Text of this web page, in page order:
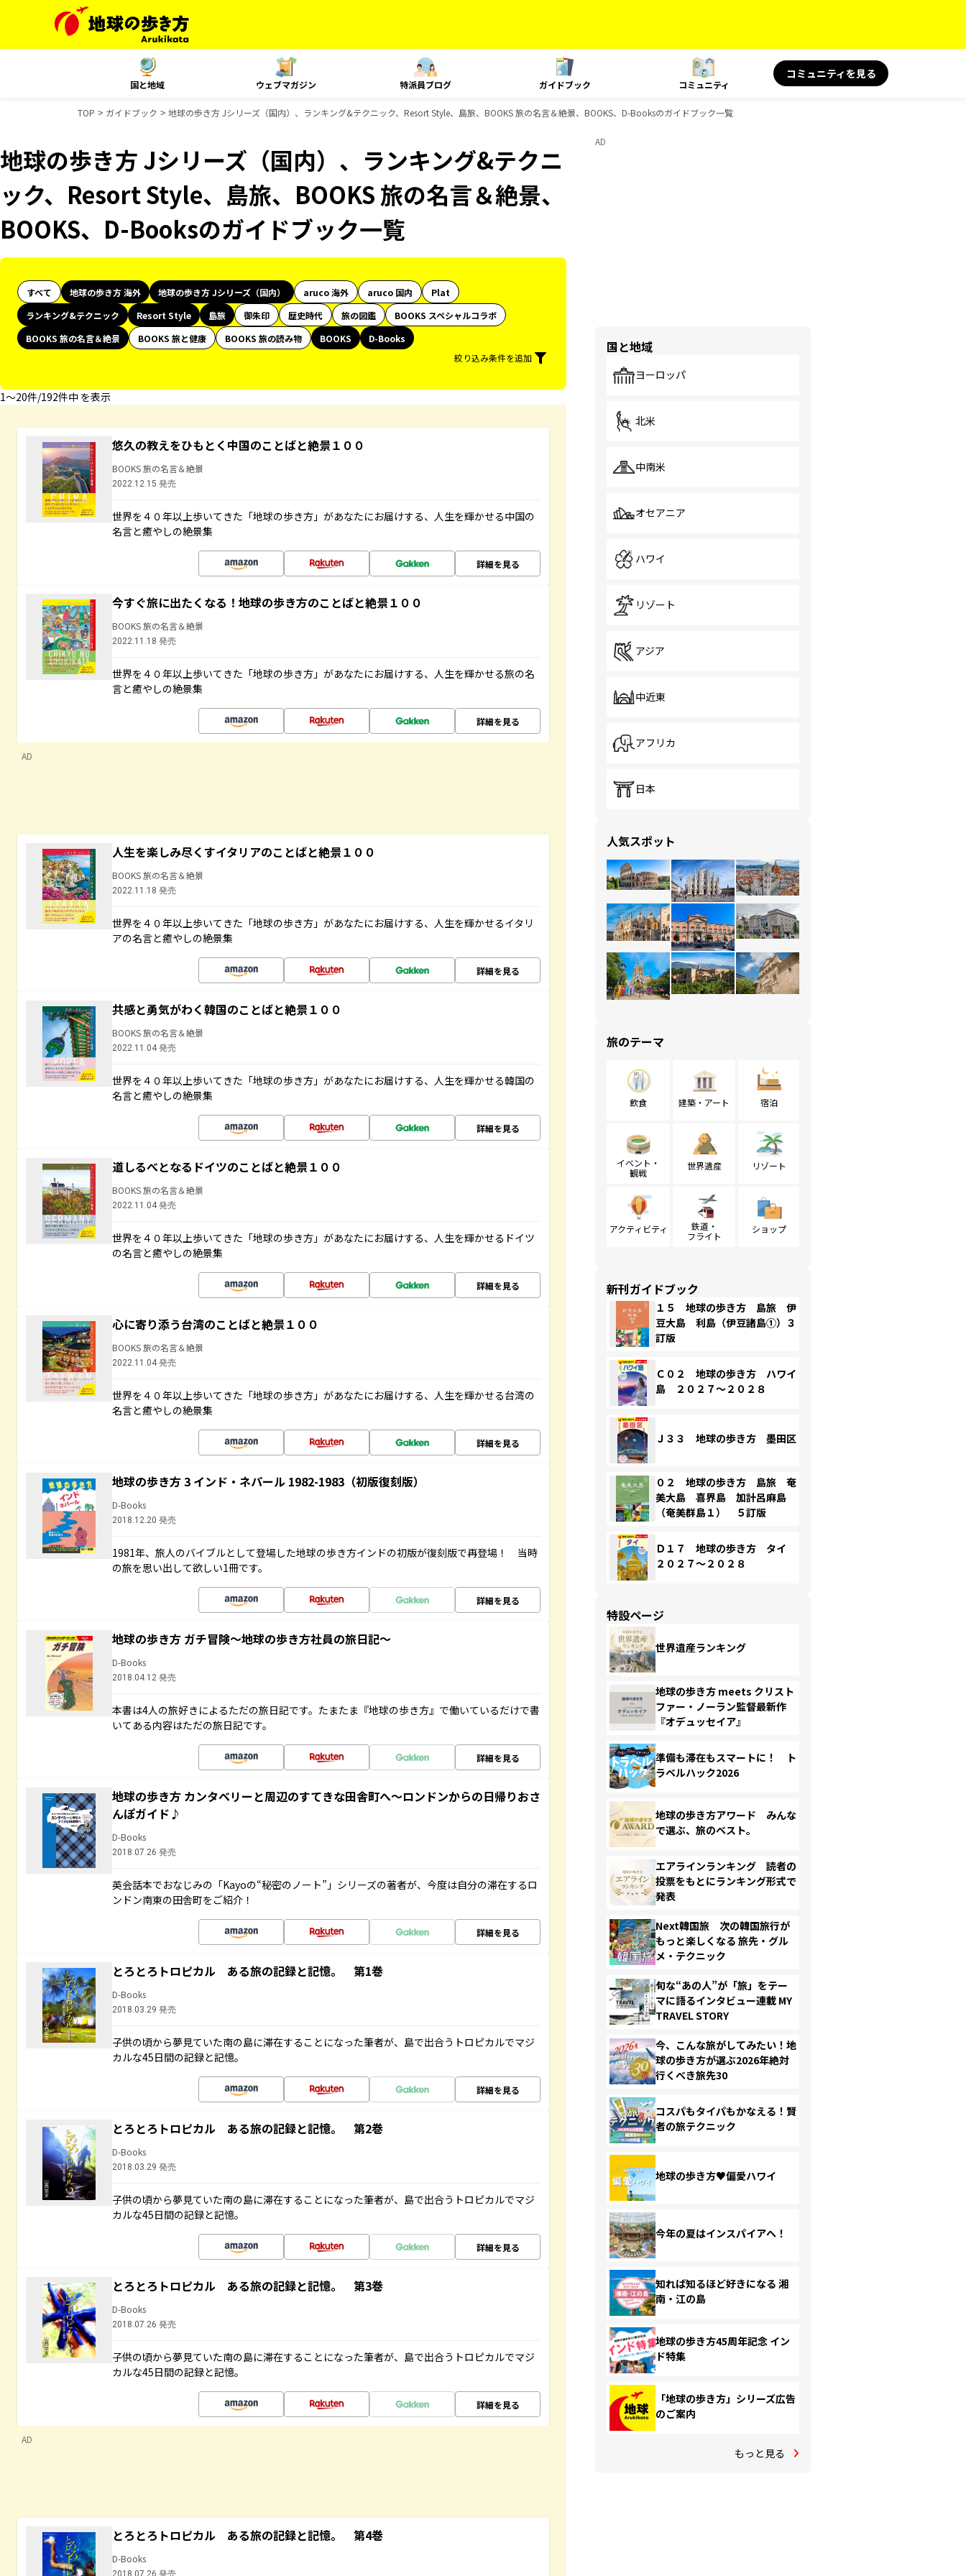
国と地域 ウェブマガジン 特派員ブログ ガイドブック コミュニティ
コミュニティを見る
TOP ガイドブック 地球の歩き方 Jシリーズ（国内）、ランキング&テクニック、Resort Style、島旅、BOOKS 旅の名言＆絶景、BOOKS、D-Booksのガイドブック一覧
地球の歩き方 Jシリーズ（国内）、ランキング&テクニ
ック、Resort Style、島旅、BOOKS 旅の名言＆絶景、
BOOKS、D-Booksのガイドブック一覧
すべて 地球の歩き方 海外 地球の歩き方 Jシリーズ（国内） aruco 海外 aruco 国内
Plat
ランキング&テクニック
Resort Style 島旅 御朱印 歴史時代 旅の図鑑
BOOKS スペシャルコラボ
BOOKS 旅の名言＆絶景
BOOKS 旅と健康 BOOKS 旅の読み物 BOOKS
D-Books
絞り込み条件を追加
1〜20件/192件中 を表示
悠久の教えをひもとく中国のことばと絶景１００
BOOKS 旅の名言＆絶景
2022.12.15 発売
世界を４０年以上歩いてきた「地球の歩き方」があなたにお届けする、人生を輝かせる中国の
名言と癒やしの絶景集
詳細を見る
今すぐ旅に出たくなる！地球の歩き方のことばと絶景１００
BOOKS 旅の名言＆絶景
2022.11.18 発売
世界を４０年以上歩いてきた「地球の歩き方」があなたにお届けする、人生を輝かせる旅の名
言と癒やしの絶景集
詳細を見る
AD
人生を楽しみ尽くすイタリアのことばと絶景１００
BOOKS 旅の名言＆絶景
2022.11.18 発売
世界を４０年以上歩いてきた「地球の歩き方」があなたにお届けする、人生を輝かせるイタリ
アの名言と癒やしの絶景集
詳細を見る
共感と勇気がわく韓国のことばと絶景１００
BOOKS 旅の名言＆絶景
2022.11.04 発売
世界を４０年以上歩いてきた「地球の歩き方」があなたにお届けする、人生を輝かせる韓国の
名言と癒やしの絶景集
詳細を見る
道しるべとなるドイツのことばと絶景１００
BOOKS 旅の名言＆絶景
2022.11.04 発売
世界を４０年以上歩いてきた「地球の歩き方」があなたにお届けする、人生を輝かせるドイツ
の名言と癒やしの絶景集
詳細を見る
心に寄り添う台湾のことばと絶景１００
BOOKS 旅の名言＆絶景
2022.11.04 発売
世界を４０年以上歩いてきた「地球の歩き方」があなたにお届けする、人生を輝かせる台湾の
名言と癒やしの絶景集
詳細を見る
地球の歩き方 3 インド・ネパール 1982-1983（初版復刻版）
D-Books
2018.12.20 発売
1981年、旅人のバイブルとして登場した地球の歩き方インドの初版が復刻版で再登場！ 当時
の旅を思い出して欲しい1冊です。
詳細を見る
地球の歩き方 ガチ冒険～地球の歩き方社員の旅日記～
D-Books
2018.04.12 発売
本書は4人の旅好きによるただの旅日記です。たまたま『地球の歩き方』で働いているだけで書
いてある内容はただの旅日記です。
詳細を見る
地球の歩き方 カンタベリーと周辺のすてきな田舎町へ～ロンドンからの日帰りおさ
んぽガイド♪
D-Books
2018.07.26 発売
英会話本でおなじみの「Kayoの“秘密のノート”」シリーズの著者が、今度は自分の滞在するロ
ンドン南東の田舎町をご紹介！
詳細を見る
とろとろトロピカル ある旅の記録と記憶。 第1巻
D-Books
2018.03.29 発売
子供の頃から夢見ていた南の島に滞在することになった筆者が、島で出合うトロピカルでマジ
カルな45日間の記録と記憶。
詳細を見る
とろとろトロピカル ある旅の記録と記憶。 第2巻
D-Books
2018.03.29 発売
子供の頃から夢見ていた南の島に滞在することになった筆者が、島で出合うトロピカルでマジ
カルな45日間の記録と記憶。
詳細を見る
とろとろトロピカル ある旅の記録と記憶。 第3巻
D-Books
2018.07.26 発売
子供の頃から夢見ていた南の島に滞在することになった筆者が、島で出合うトロピカルでマジ
カルな45日間の記録と記憶。
詳細を見る
AD
とろとろトロピカル ある旅の記録と記憶。 第4巻
D-Books
2018.07.26 発売
AD
国と地域
ヨーロッパ
北米
中南米
オセアニア
ハワイ
リゾート
アジア
中近東
アフリカ
日本
人気スポット
旅のテーマ
飲食 建築・アート 宿泊
イベント・
観戦
世界遺産 リゾート
アクティビティ
鉄道・
フライト
ショップ
新刊ガイドブック
１５ 地球の歩き方 島旅 伊
豆大島 利島（伊豆諸島①）３
訂版
Ｃ０２ 地球の歩き方 ハワイ
島 ２０２７～２０２８
Ｊ３３ 地球の歩き方 墨田区
０２ 地球の歩き方 島旅 奄
美大島 喜界島 加計呂麻島
（奄美群島１） ５訂版
Ｄ１７ 地球の歩き方 タイ
２０２７～２０２８
特設ページ
世界遺産ランキング
地球の歩き方 meets クリスト
ファー・ノーラン監督最新作
『オデュッセイア』
準備も滞在もスマートに！ ト
ラベルハック2026
地球の歩き方アワード みんな
で選ぶ、旅のベスト。
エアラインランキング 読者の
投票をもとにランキング形式で
発表
Next韓国旅 次の韓国旅行が
もっと楽しくなる 旅先・グル
メ・テクニック
旬な“あの人”が「旅」をテー
マに語るインタビュー連載 MY
TRAVEL STORY
今、こんな旅がしてみたい！地
球の歩き方が選ぶ2026年絶対
行くべき旅先30
コスパもタイパもかなえる！賢
者の旅テクニック
地球の歩き方♥偏愛ハワイ
今年の夏はインスパイアへ！
知れば知るほど好きになる 湘
南・江の島
地球の歩き方45周年記念 イン
ド特集
「地球の歩き方」シリーズ広告
のご案内
もっと見る